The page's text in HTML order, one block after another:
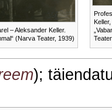
– Aleksander Keller.
(Narva Teater, 1939)
);